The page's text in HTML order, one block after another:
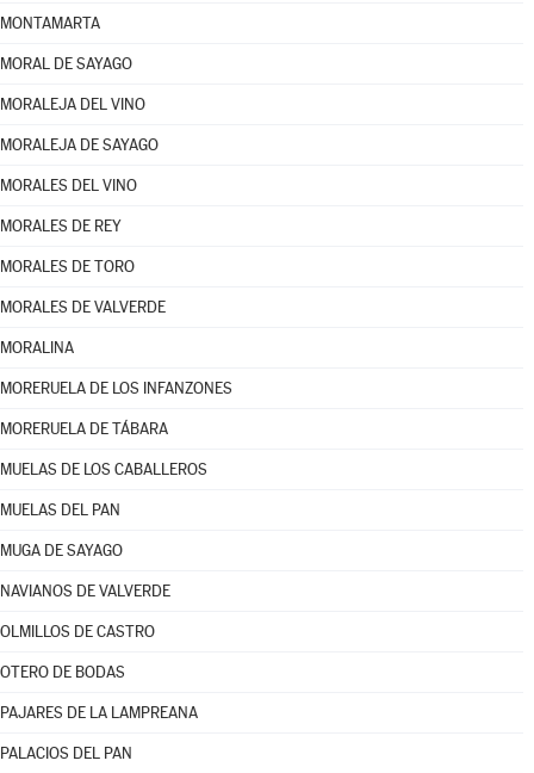
MONTAMARTA
MORAL DE SAYAGO
MORALEJA DEL VINO
MORALEJA DE SAYAGO
MORALES DEL VINO
MORALES DE REY
MORALES DE TORO
MORALES DE VALVERDE
MORALINA
MORERUELA DE LOS INFANZONES
MORERUELA DE TÁBARA
MUELAS DE LOS CABALLEROS
MUELAS DEL PAN
MUGA DE SAYAGO
NAVIANOS DE VALVERDE
OLMILLOS DE CASTRO
OTERO DE BODAS
PAJARES DE LA LAMPREANA
PALACIOS DEL PAN